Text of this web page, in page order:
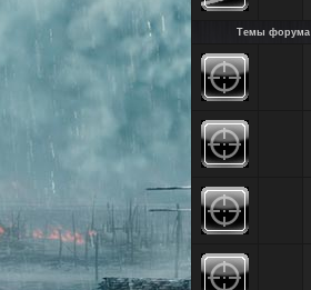
Темы форума